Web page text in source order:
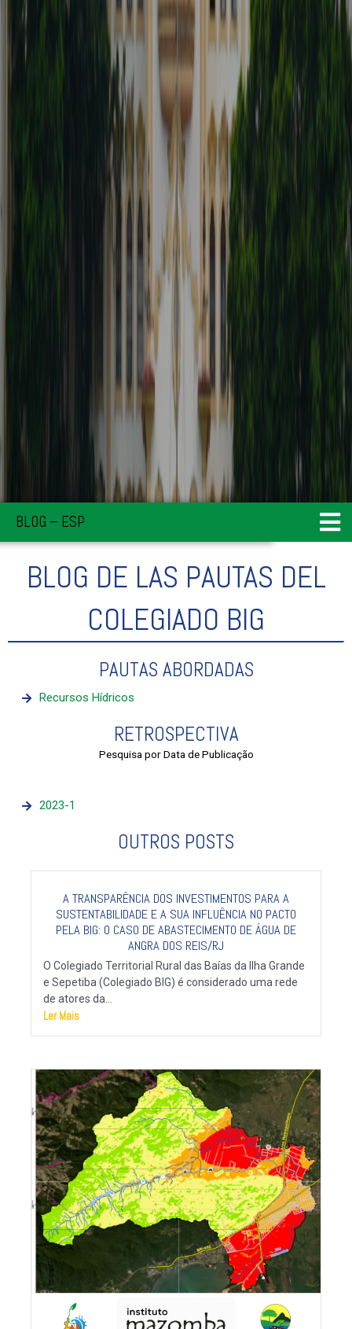
BLOG – ESP
BLOG DE LAS PAUTAS DEL
COLEGIADO BIG
PAUTAS ABORDADAS
Recursos Hídricos
RETROSPECTIVA
Pesquisa por Data de Publicação
2023-1
OUTROS POSTS
A TRANSPARÊNCIA DOS INVESTIMENTOS PARA A
SUSTENTABILIDADE E A SUA INFLUÊNCIA NO PACTO
PELA BIG: O CASO DE ABASTECIMENTO DE ÁGUA DE
ANGRA DOS REIS/RJ
O Colegiado Territorial Rural das Baías da Ilha Grande
e Sepetiba (Colegiado BIG) é considerado uma rede
de atores da...
Ler Mais